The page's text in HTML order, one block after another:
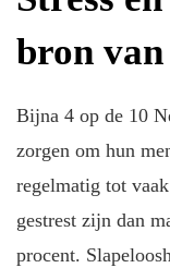
bron
Bijna 4 op de 10
zorgen om hun
regelmatig tot
gestrest zijn dan
procent.